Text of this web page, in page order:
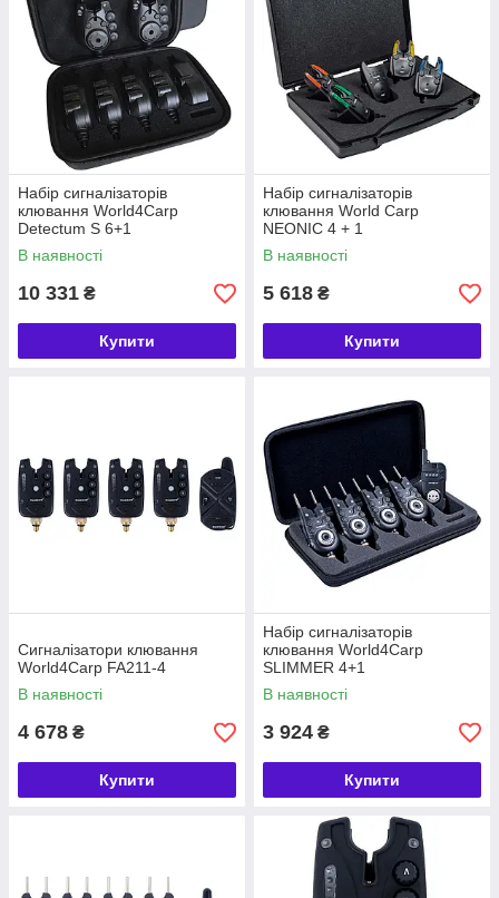
Набір сигналізаторів
клювання World4Carp
Detectum S 6+1
В наявності
10 331 ₴
Купити
Набір сигналізаторів
клювання World Carp
NEONIC 4 + 1
В наявності
5 618 ₴
Купити
Сигналізатори клювання
World4Carp FA211-4
В наявності
4 678 ₴
Купити
Набір сигналізаторів
клювання World4Carp
SLIMMER 4+1
В наявності
3 924 ₴
Купити